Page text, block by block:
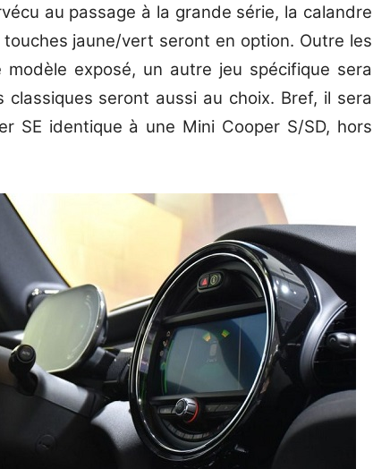
au passage à la grande série, la calandre
jaune/vert seront en option. Outre les
exposé, un autre jeu spécifique sera
classiques seront aussi au choix. Bref, il sera
SE identique à une Mini Cooper S/SD, hors